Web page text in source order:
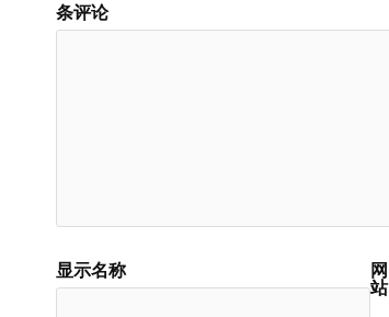
条评论
显示名称
网
站